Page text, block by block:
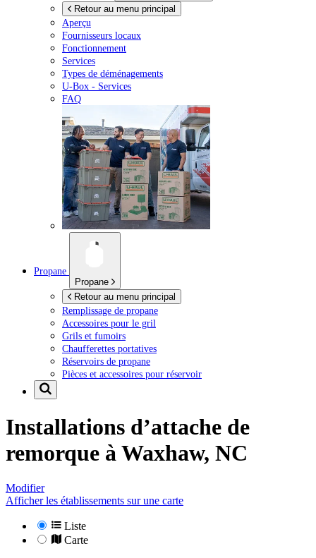
Retour au menu principal
Aperçu
Fournisseurs locaux
Fonctionnement
Services
Types de déménagements
U-Box - Services
FAQ
Propane
Propane
Retour au menu principal
Remplissage de propane
Accessoires pour le gril
Grils et fumoirs
Chaufferettes portatives
Réservoirs de propane
Pièces et accessoires pour réservoir
Installations d’attache de
remorque à Waxhaw, NC
Modifier
Afficher les établissements sur une carte
Liste
Carte